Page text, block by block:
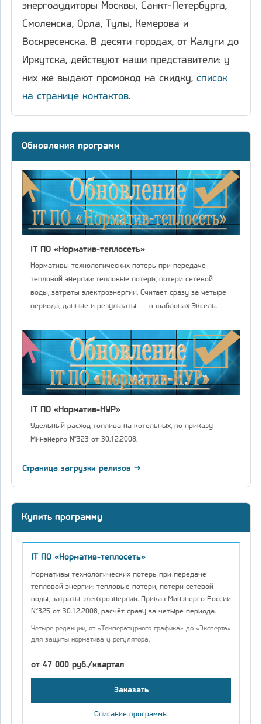
энергоаудиторы Москвы, Санкт-Петербурга,
Смоленска, Орла, Тулы, Кемерова и
Воскресенска. В десяти городах, от Калуги до
Иркутска, действуют наши представители: у
них же выдают промокод на скидку, список
на странице контактов.
Обновления программ
IT ПО «Норматив-теплосеть»
Нормативы технологических потерь при передаче
тепловой энергии: тепловые потери, потери сетевой
воды, затраты электроэнергии. Считает сразу за четыре
периода, данные и результаты — в шаблонах Эксель.
IT ПО «Норматив-НУР»
Удельный расход топлива на котельных, по приказу
Минэнерго №323 от 30.12.2008.
Страница загрузки релизов →
Купить программу
IT ПО «Норматив-теплосеть»
Нормативы технологических потерь при передаче
тепловой энергии: тепловые потери, потери сетевой
воды, затраты электроэнергии. Приказ Минэнерго России
№325 от 30.12.2008, расчёт сразу за четыре периода.
Четыре редакции, от «Температурного графика» до «Эксперта»
для защиты норматива у регулятора.
от 47 000 руб./квартал
Заказать
Описание программы